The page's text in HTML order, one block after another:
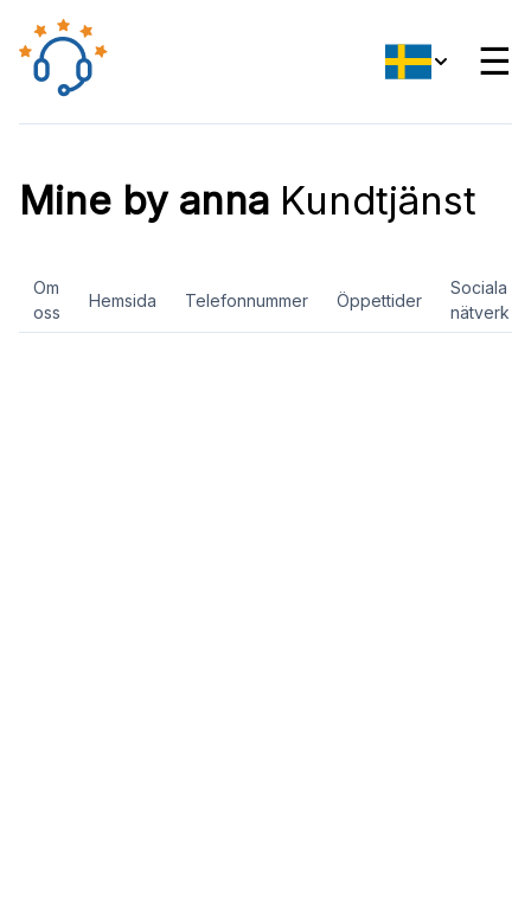
☰
Mine by anna Kundtjänst
Om
oss
Hemsida Telefonnummer Öppettider
Sociala
nätverk